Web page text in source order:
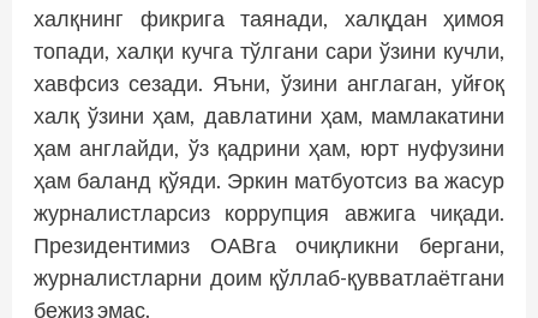
халқнинг фикрига таянади, халқдан ҳимоя
топади, халқи кучга тўлгани сари ўзини кучли,
хавфсиз сезади. Яъни, ўзини англаган, уйғоқ
халқ ўзини ҳам, давлатини ҳам, мамлакатини
ҳам англайди, ўз қадрини ҳам, юрт нуфузини
ҳам баланд қўяди. Эркин матбуотсиз ва жасур
журналистларсиз коррупция авжига чиқади.
Президентимиз ОАВга очиқликни бергани,
журналистларни доим қўллаб-қувватлаётгани
бежиз эмас.